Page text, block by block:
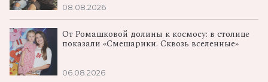
08.08.2026
От Ромашковой долины к космосу: в столице
показали «Смешарики. Сквозь вселенные»
06.08.2026